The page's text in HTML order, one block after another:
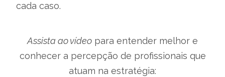
cada caso.
Assista ao vídeo para entender melhor e
conhecer a percepção de profissionais que
atuam na estratégia: